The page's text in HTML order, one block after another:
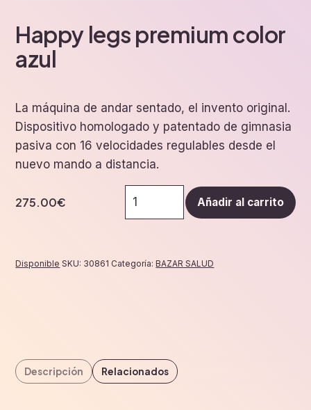
Happy legs premium color
azul
La máquina de andar sentado, el invento original.
Dispositivo homologado y patentado de gimnasia
pasiva con 16 velocidades regulables desde el
nuevo mando a distancia.
275.00€
legs
azul
Añadir al carrito
Disponible SKU: 30861 Categoría:BAZAR SALUD
Descripción Relacionados